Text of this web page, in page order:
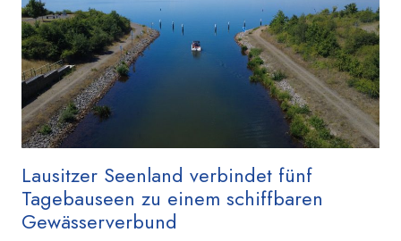
Lausitzer Seenland verbindet fünf
Tagebauseen zu einem schiffbaren
Gewässerverbund